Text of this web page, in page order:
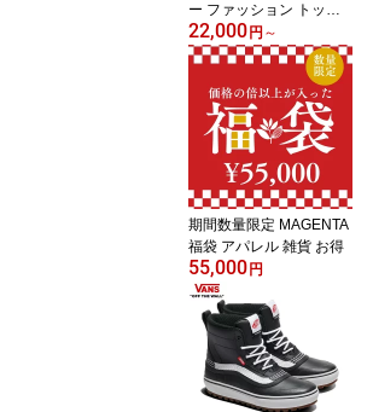
ー ファッション トップ
ス ボトムス Tシャツ フー
ディー 帽子 スケボー ス
トリート スケートボード
メンズ レディース お得
22,000 円 ～
期間数量限定 MAGENTA
福袋 アパレル 雑貨 お得
55,000 円